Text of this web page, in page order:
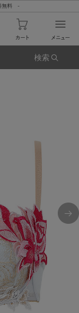
無料 -
検索